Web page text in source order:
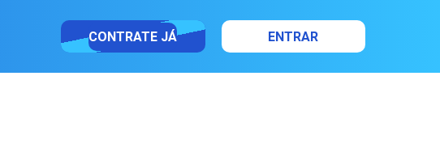
CONTRATE JÁ ENTRAR